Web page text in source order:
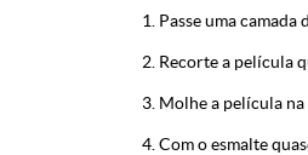
1. Passe uma
2. Recorte a película
3. Molhe a película na
4. Com o esmalte